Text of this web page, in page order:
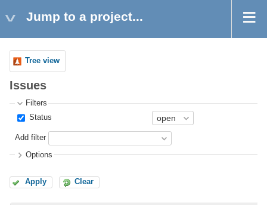
Jump to a project...
Tree view
Issues
Filters
Status
Add filter
Options
Apply Clear